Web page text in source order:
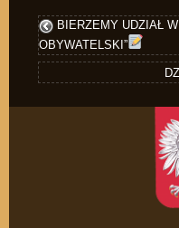
BIERZEMY UDZIAŁ
OBYWATELSKI”